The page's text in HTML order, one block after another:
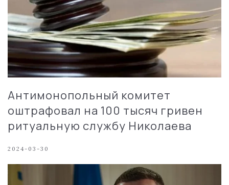
Антимонопольный комитет
оштрафовал на 100 тысяч гривен
ритуальную службу Николаева
2024-03-30